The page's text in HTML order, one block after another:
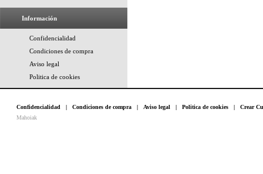
Información
Confidencialidad
Condiciones de compra
Aviso legal
Politica de cookies
Confidencialidad | Condiciones de compra | Aviso legal | Politica de cookies | Crear
Mahoiak